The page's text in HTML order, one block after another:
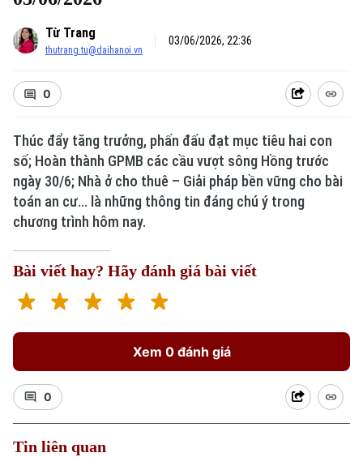
Từ Trang
thutrang.tu@daihanoi.vn
03/06/2026, 22:36
0
Thúc đẩy tăng trưởng, phấn đấu đạt mục tiêu hai con
số; Hoàn thành GPMB các cầu vượt sông Hồng trước
ngày 30/6; Nhà ở cho thuê – Giải pháp bền vững cho bài
toán an cư... là những thông tin đáng chú ý trong
chương trình hôm nay.
Bài viết hay? Hãy đánh giá bài viết
Xem 0 đánh giá
0
Tin liên quan